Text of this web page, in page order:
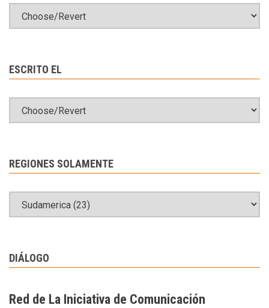
ESCRITO EL
REGIONES SOLAMENTE
DIÁLOGO
Red de La Iniciativa de Comunicación